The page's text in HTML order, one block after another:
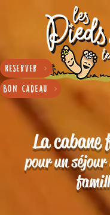
Réserver
Bon cadeau
La cabane
pour un